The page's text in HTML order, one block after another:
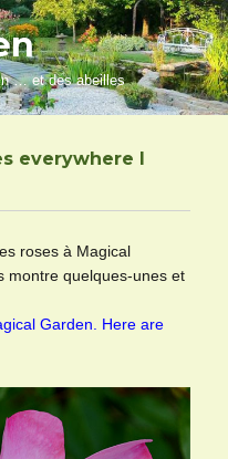
… et des abeilles
everywhere I
roses à Magical
montre quelques-unes et
Garden. Here are